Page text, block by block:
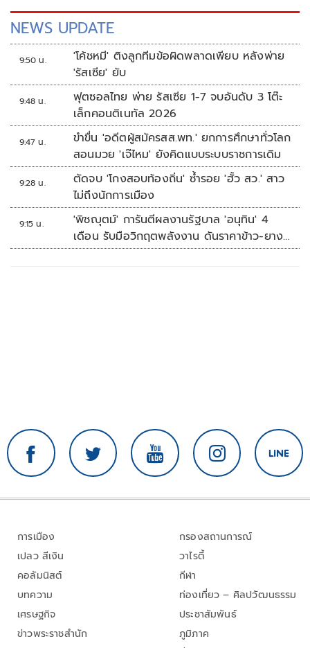
NEWS UPDATE
9:50 น.
'โค้ชหมี' ติงลูกทีมข้อผิดพลาดเพียบ หลังพ่าย
'รัสเซีย' ยับ
9:48 น.
ฟุตซอลไทย พ่าย รัสเซีย 1-7 จบอันดับ 3 โต๊ะ
เล็กคอนติเนทัล 2026
9:47 น.
ขำขื่น 'อดีตผู้สมัครสส.พท.' ยกการศึกษาทั่วโลก
สอนมวย 'เจ๊ไหม' ยังคิดแบบระบบราชการเดิม
9:28 น.
ตัดจบ 'โกงสอบท้องถิ่น' ซ้ำรอย 'ฮั้ว สว.' สาว
ไม่ถึงนักการเมือง
9:15 น.
'พิชญุตม์' การันตีผลงานรัฐบาล 'อนุทิน' 4
เดือน รับมือวิกฤตพลังงาน ดันราคาข้าว-ยาง-
ปาล์ม พุ่งต่อเนื่อง พร้อมอัดมาตรการช่วยลด
การเมือง
เปลว สีเงิน
คอลัมนิสต์
บทความ
เศรษฐกิจ
ข่าวพระราชสำนัก
กรองสถานการณ์
วาไรตี้
กีฬา
ท่องเที่ยว – ศิลปวัฒนธรรม
ประชาสัมพันธ์
ภูมิภาค